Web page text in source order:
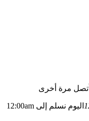
أتصل مرة أخرى
اليوم نسلم إلى 12:00am